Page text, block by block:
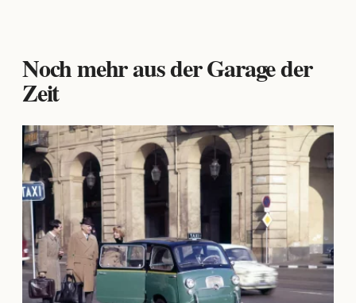
Noch mehr aus der Garage der
Zeit